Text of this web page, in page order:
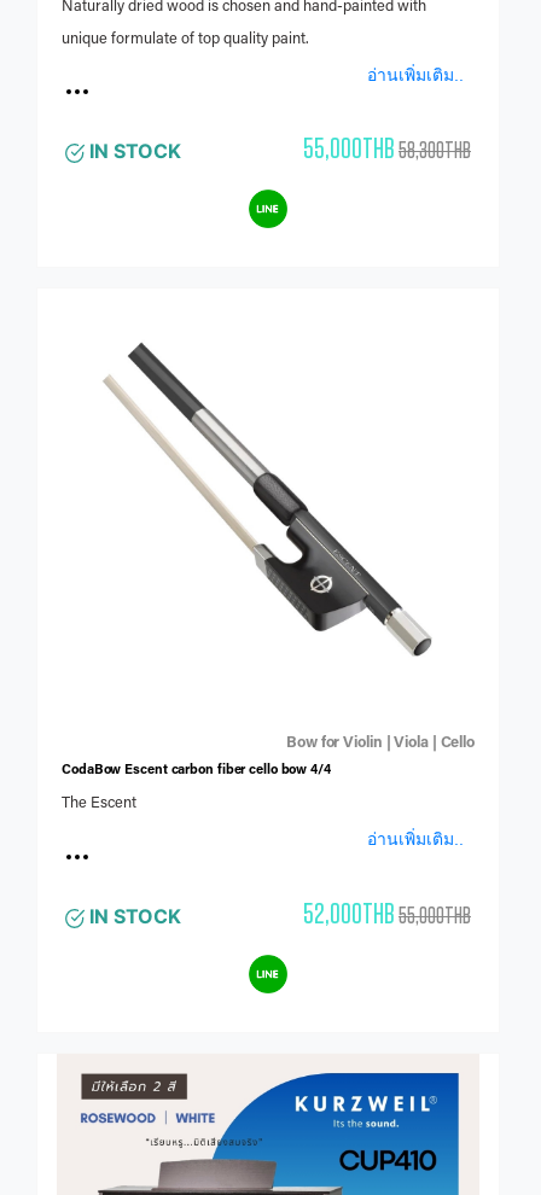
Naturally dried wood is chosen and hand-painted with
unique formulate of top quality paint.
อ่านเพิ่มเติม..
IN STOCK 55,000THB58,300THB
Bow for Violin | Viola | Cello
CodaBow Escent carbon fiber cello bow 4/4
The Escent
อ่านเพิ่มเติม..
IN STOCK 52,000THB55,000THB